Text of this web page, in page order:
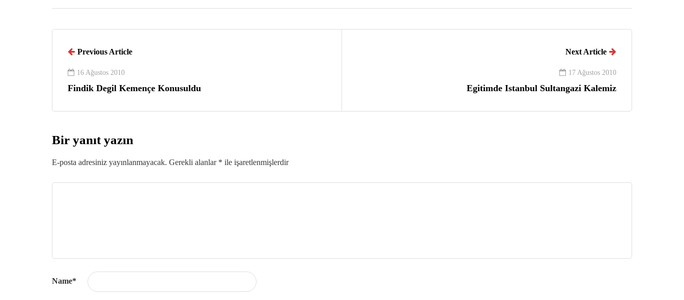
Previous Article
16 Ağustos 2010
Findik Degil Kemençe Konusuldu
Next Article
17 Ağustos 2010
Egitimde Istanbul Sultangazi Kalemiz
Bir yanıt yazın
E-posta adresiniz yayınlanmayacak. Gerekli alanlar * ile işaretlenmişlerdir
Name*